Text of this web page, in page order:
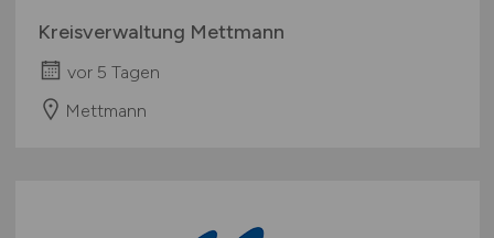
Kreisverwaltung Mettmann
vor 5 Tagen
Mettmann